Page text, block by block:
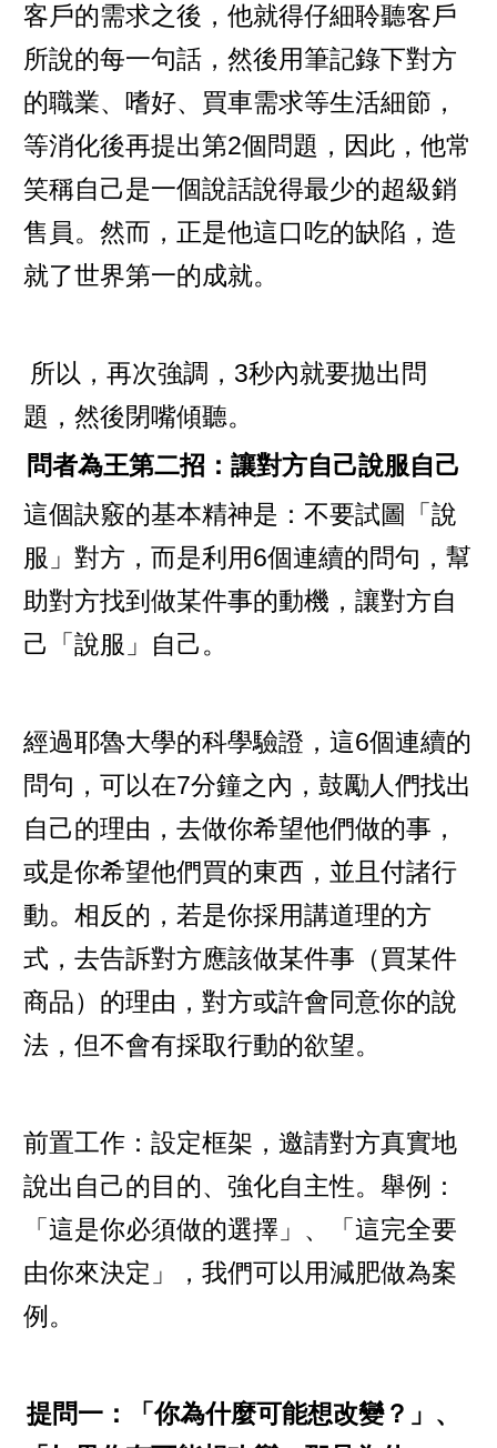
客戶的需求之後，他就得仔細聆聽客戶
所說的每一句話，然後用筆記錄下對方
的職業、嗜好、買車需求等生活細節，
等消化後再提出第2個問題，因此，他常
笑稱自己是一個說話說得最少的超級銷
售員。然而，正是他這口吃的缺陷，造
就了世界第一的成就。
所以，再次強調，3秒內就要拋出問
題，然後閉嘴傾聽。
問者為王第二招：讓對方自己說服自己
這個訣竅的基本精神是：不要試圖「說
服」對方，而是利用6個連續的問句，幫
助對方找到做某件事的動機，讓對方自
己「說服」自己。
經過耶魯大學的科學驗證，這6個連續的
問句，可以在7分鐘之內，鼓勵人們找出
自己的理由，去做你希望他們做的事，
或是你希望他們買的東西，並且付諸行
動。相反的，若是你採用講道理的方
式，去告訴對方應該做某件事（買某件
商品）的理由，對方或許會同意你的說
法，但不會有採取行動的欲望。
前置工作：設定框架，邀請對方真實地
說出自己的目的、強化自主性。舉例：
「這是你必須做的選擇」、「這完全要
由你來決定」，我們可以用減肥做為案
例。
提問一：「你為什麼可能想改變？」、